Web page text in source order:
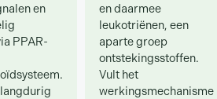
en
PPAR-
en daarmee
leukotriënen, een
aparte groep
ontstekingsstoffen.
Vult het
werkingsmechanisme